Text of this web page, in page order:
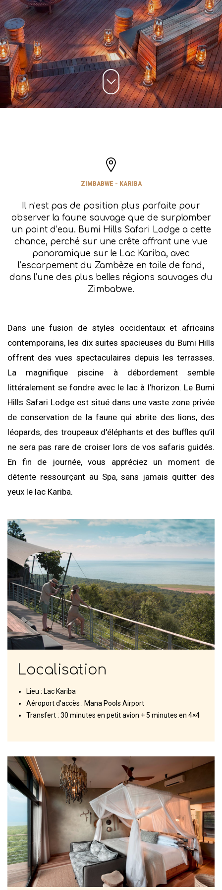
ZIMBABWE - KARIBA
Il n’est pas de position plus parfaite pour
observer la faune sauvage que de surplomber
un point d’eau. Bumi Hills Safari Lodge a cette
chance, perché sur une crête offrant une vue
panoramique sur le Lac Kariba, avec
l’escarpement du Zambèze en toile de fond,
dans l’une des plus belles régions sauvages du
Zimbabwe.
Dans une fusion de styles occidentaux et africains
contemporains, les dix suites spacieuses du Bumi Hills
offrent des vues spectaculaires depuis les terrasses.
La magnifique piscine à débordement semble
littéralement se fondre avec le lac à l’horizon. Le Bumi
Hills Safari Lodge est situé dans une vaste zone privée
de conservation de la faune qui abrite des lions, des
léopards, des troupeaux d'éléphants et des buffles qu’il
ne sera pas rare de croiser lors de vos safaris guidés.
En fin de journée, vous appréciez un moment de
détente ressourçant au Spa, sans jamais quitter des
yeux le lac Kariba.
Localisation
Lieu : Lac Kariba
Aéroport d’accès : Mana Pools Airport
Transfert : 30 minutes en petit avion + 5 minutes en 4×4